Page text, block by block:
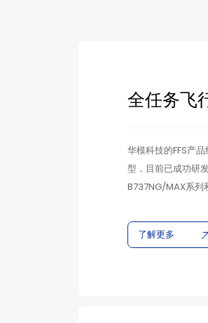
全任务飞
华模科技的FFS产
型，目前已成功研
B737NG/MAX系列
了解更多